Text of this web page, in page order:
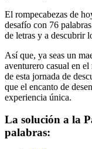
El rompecabezas de
desafío con 76
de letras y a descubrir
Así que, ya seas un
aventurero casual en
de esta jornada de
que el encanto de
experiencia única.
La solución a la
palabras: